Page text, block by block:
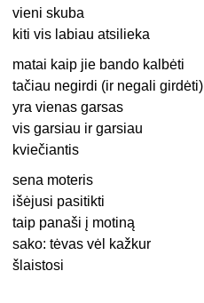
vieni skuba
kiti vis labiau atsilieka
matai kaip jie bando kalbėti
tačiau negirdi (ir negali girdėti)
yra vienas garsas
vis garsiau ir garsiau
kviečiantis
sena moteris
išėjusi pasitikti
taip panaši į motiną
sako: tėvas vėl kažkur
šlaistosi